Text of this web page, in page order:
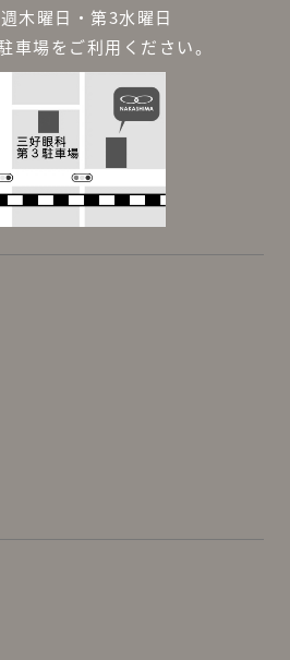
木曜日・第3水曜日
車場をご利用ください。